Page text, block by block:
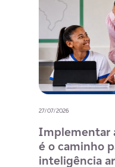
27/07/2026
Implementar
é o caminho
inteligência